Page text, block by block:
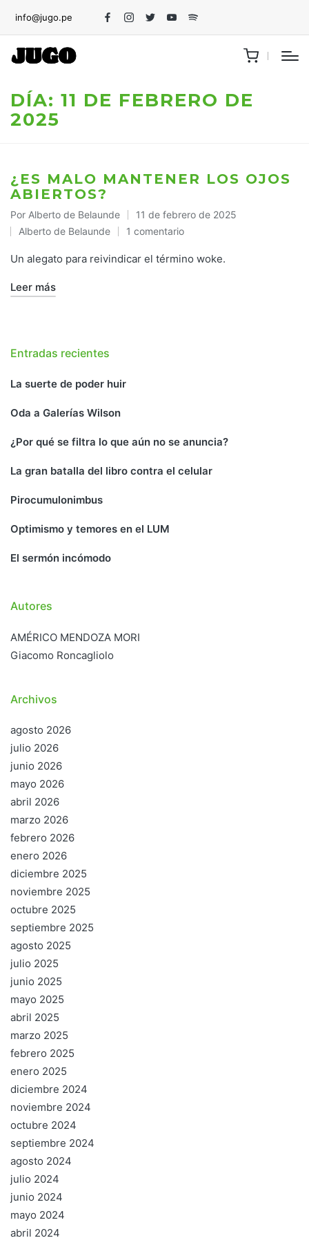
info@jugo.pe
FacebookInstagram
TwitterYoutubeSpotify
DÍA: 11 DE FEBRERO DE
2025
¿ES MALO MANTENER LOS OJOS
ABIERTOS?
Publicado
por
Por Alberto de Belaunde 11 de febrero de 2025
Publicado
en
Alberto de Belaunde 1 comentario
Un alegato para reivindicar el término woke.
Leer más
Entradas recientes
La suerte de poder huir
Oda a Galerías Wilson
¿Por qué se filtra lo que aún no se anuncia?
La gran batalla del libro contra el celular
Pirocumulonimbus
Optimismo y temores en el LUM
El sermón incómodo
Autores
AMÉRICO MENDOZA MORI
Giacomo Roncagliolo
Archivos
agosto 2026
julio 2026
junio 2026
mayo 2026
abril 2026
marzo 2026
febrero 2026
enero 2026
diciembre 2025
noviembre 2025
octubre 2025
septiembre 2025
agosto 2025
julio 2025
junio 2025
mayo 2025
abril 2025
marzo 2025
febrero 2025
enero 2025
diciembre 2024
noviembre 2024
octubre 2024
septiembre 2024
agosto 2024
julio 2024
junio 2024
mayo 2024
abril 2024